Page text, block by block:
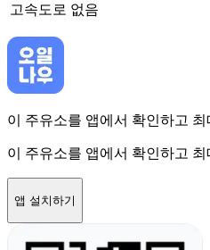
고속도로 없음
이 주유소를 앱에서 확인하고
이 주유소를 앱에서 확인하고
앱 설치하기